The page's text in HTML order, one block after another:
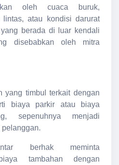
oleh cuaca buruk,
lintas, atau kondisi darurat
berada di luar kendali
disebabkan oleh mitra
yang timbul terkait dengan
biaya parkir atau biaya
sepenuhnya menjadi
berhak meminta
tambahan dengan